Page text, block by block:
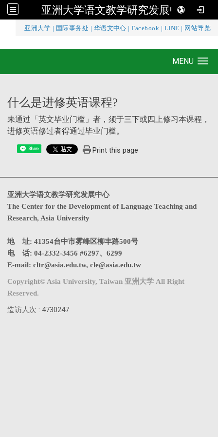
亚洲大学语文教学研究发展中心
亚洲大学 国际事务处 华语文中心 |Facebook LINE 网站导览
亚洲大学语文教学研究发展中心
MENU
什么是进修英语课程?
未通过「英文毕业门槛」者，须于三下或四上修习本课程，
进修英语修过者得通过毕业门槛。
Share Print this page
亚洲大学语文教学研究发展中心
The Center for the Development of Language Teaching and
Research, Asia University
地 址: 41354台中市雾峰区柳丰路500号
电 话: 04-2332-3456 #6297、6299
E-mail: cltr@asia.edu.tw, cle@asia.edu.tw
Copyright© Asia University, Taiwan 亚洲大学 All Right
Reserved.
造访人次 : 4730247